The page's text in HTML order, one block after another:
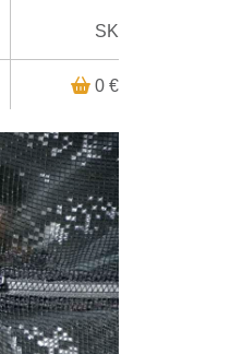
SK
0 €